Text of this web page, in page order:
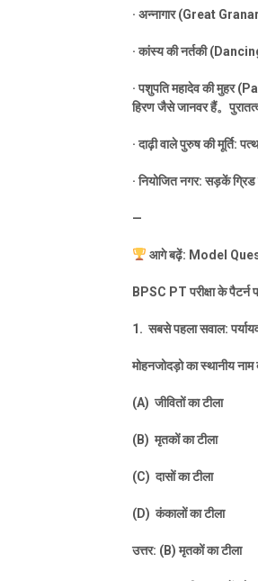
· अन्नागार (Great
·कांस्य की नर्तकी (
·पशुपति महादेव की मुहर (
हिरण जैसे जानवर हैं。
·दाढ़ी वाले पुरुष की मूर्ति:
·नियोजित नगर: सड़कें ग्रिड
—
आगे बढ़ें: Model
BPSC PTपरीक्षा के
1.सबसे पहला सवाल:
मोहनजोदड़ो का स्थानीय नाम
(A)जीवितों का टीला
(B)मृतकों का टीला
(C)दासों का टीला
(D)कंकालों का टीला
उत्तर: (B)मृतकों का टीला